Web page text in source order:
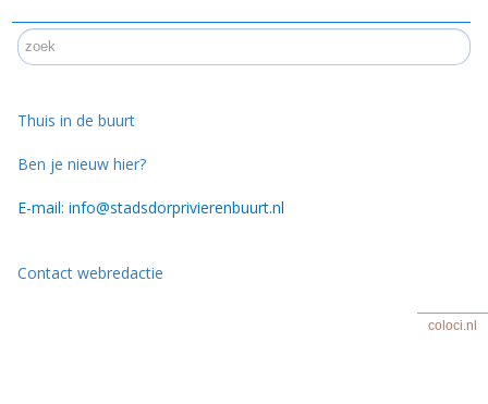
Thuis in de buurt
Ben je nieuw hier?
E-mail: info@stadsdorprivierenbuurt.nl
Contact webredactie
coloci.nl